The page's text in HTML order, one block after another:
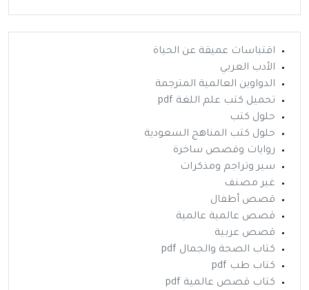
اقتباسات عميقة عن الحياة
الأدب العربي
الدواوين العالمية المترجمة
تحميل كتب علم اللغة pdf
حلول كتب
حلول كتب المناهج السعودية
روايات وقصص ساخرة
سير وتراجم ومذكرات
غير مصنف
قصص أطفال
قصص عالمية عالمية
قصص عربية
كتاب الصحة والجمال pdf
كتاب طب pdf
كتاب قصص عالمية pdf